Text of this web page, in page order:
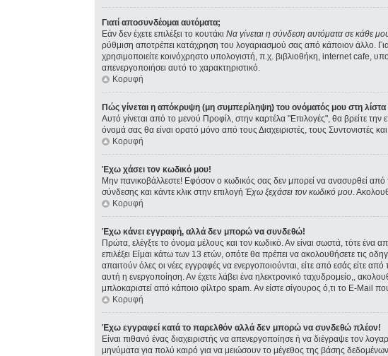
Γιατί αποσυνδέομαι αυτόματα;
Εάν δεν έχετε επιλέξει το κουτάκιΝα γίνεται η σύνδεση αυτόματα σε κάθε
ρύθμιση αποτρέπει κατάχρηση του λογαριασμού σας από κάποιον άλλο.
χρησιμοποιείτε κοινόχρηστο υπολογιστή, π.χ. βιβλιοθήκη, internet cafe,
απενεργοποιήσει αυτό το χαρακτηριστικό.
Κορυφή
Πώς γίνεται η απόκρυψη (μη συμπερίληψη) του ονόματός μου στη
Αυτό γίνεται από το μενού Προφίλ, στην καρτέλα "Επιλογές", θα βρείτε την
όνομά σας θα είναι ορατό μόνο από τους Διαχειριστές, τους Συντονιστές
Κορυφή
Έχω χάσει τον κωδικό μου!
Μην πανικοβάλλεστε! Εφόσον ο κωδικός σας δεν μπορεί να ανασυρθεί από
σύνδεσης και κάντε κλικ στην επιλογήΈχω ξεχάσει τον κωδικό μου.
Κορυφή
Έχω κάνει εγγραφή, αλλά δεν μπορώ να συνδεθώ!
Πρώτα, ελέγξτε το όνομα μέλους και τον κωδικό. Αν είναι σωστά, τότε ένα
επιλέξει Είμαι κάτω των 13 ετών, οπότε θα πρέπει να ακολουθήσετε τις
απαιτούν όλες οι νέες εγγραφές να ενεργοποιούνται, είτε από εσάς είτε
αυτή η ενεργοποίηση. Αν έχετε λάβει ένα ηλεκτρονικό ταχυδρομείο,,
μπλοκαριστεί από κάποιο φίλτρο spam. Αν είστε σίγουρος ό,τι το E-Mail
Κορυφή
Έχω εγγραφεί κατά το παρελθόν αλλά δεν μπορώ να συνδεθώ πλέον!
Είναι πιθανό ένας διαχειριστής να απενεργοποίησε ή να διέγραψε τον
μηνύματα για πολύ καιρό για να μειώσουν το μέγεθος της βάσης